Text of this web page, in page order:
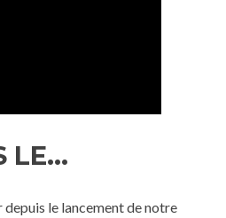
LE…
le lancement de notre